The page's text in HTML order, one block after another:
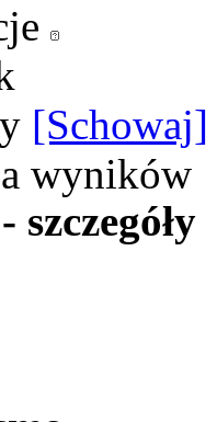
[Schowaj]
wyników